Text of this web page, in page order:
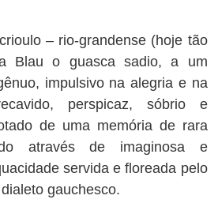
– rio-grandense (hoje tão
Blau o guasca sadio, a um
impulsivo na alegria e na
perspicaz, sóbrio e
de uma memória de rara
através de imaginosa e
servida e floreada pelo
gauchesco.